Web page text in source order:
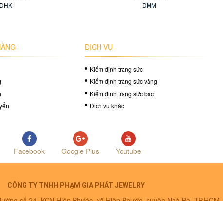
DHK DMM
DỊCH VỤ
Kiểm định trang sức
Kiểm định trang sức vàng
Kiểm định trang sức bạc
Dịch vụ khác
Facebook Google Plus Youtube
CÔNG TY TNHH PHẠM GIA PHÁT JEWELRY